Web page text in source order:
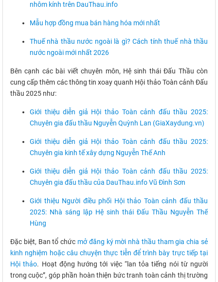
nhôm kính trên DauThau.info
Mẫu hợp đồng mua bán hàng hóa mới nhất
Thuế nhà thầu nước ngoài là gì? Cách tính thuế nhà thầu
nước ngoài mới nhất 2026
Bên cạnh các bài viết chuyên môn, Hệ sinh thái Đấu Thầu còn
cung cấp thêm các thông tin xoay quanh Hội thảo Toàn cảnh Đấu
thầu 2025 như:
Giới thiệu diễn giả Hội thảo Toàn cảnh đấu thầu 2025:
Chuyên gia đấu thầu Nguyễn Quỳnh Lan (GiaXaydung.vn)
Giới thiệu diễn giả Hội thảo Toàn cảnh đấu thầu 2025:
Chuyên gia kinh tế xây dựng Nguyễn Thế Anh
Giới thiệu diễn giả Hội thảo Toàn cảnh đấu thầu 2025:
Chuyên gia đấu thầu của DauThau.info Vũ Đình Sơn
Giới thiệu Người điều phối Hội thảo Toàn cảnh đấu thầu
2025: Nhà sáng lập Hệ sinh thái Đấu Thầu Nguyễn Thế
Hùng
Đặc biệt, Ban tổ chức mở đăng ký mời nhà thầu tham gia chia sẻ
kinh nghiệm hoặc câu chuyện thực tiễn để trình bày trực tiếp tại
Hội thảo. Hoạt động hướng tới việc “lan tỏa tiếng nói từ người
trong cuộc”, góp phần hoàn thiện bức tranh toàn cảnh thị trường